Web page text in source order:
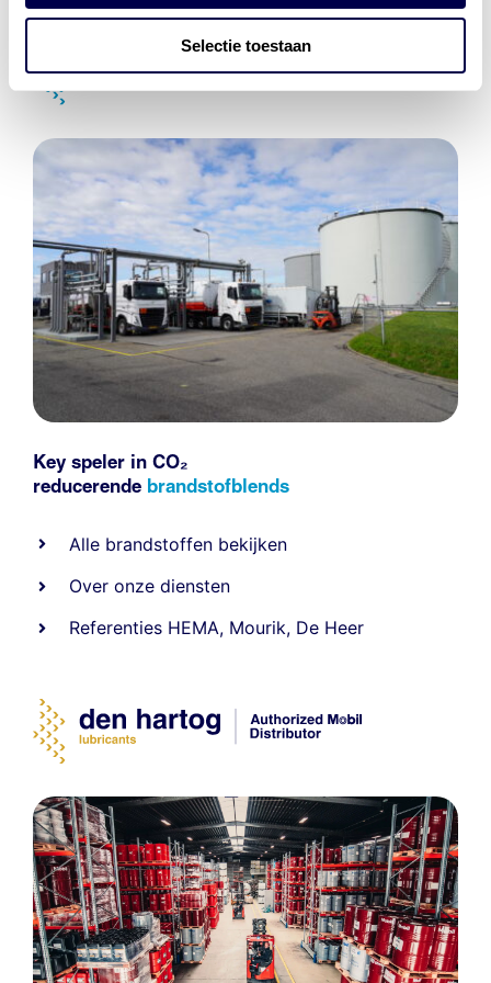
Selectie toestaan
Key speler in CO₂
reducerende brandstofblends
Alle brandstoffen bekijken
Over onze diensten
Referenties HEMA, Mourik, De Heer